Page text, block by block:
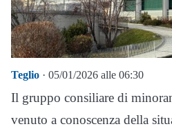
Teglio · 05/01/2026 alle 06:30
Il gruppo consiliare di
venuto a conoscenza della